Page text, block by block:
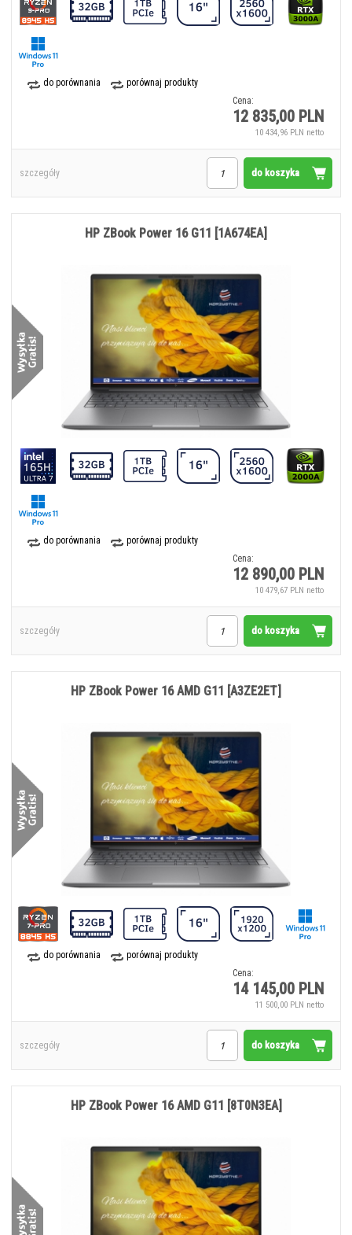
do porównania
porównaj produkty
Cena:
12 835,00 PLN
10 434,96 PLN netto
do koszyka
szczegóły
do porównania
porównaj produkty
Cena:
12 890,00 PLN
10 479,67 PLN netto
HP ZBook Power 16 G11 [1A674EA]
do koszyka
szczegóły
do porównania
porównaj produkty
Cena:
14 145,00 PLN
11 500,00 PLN netto
HP ZBook Power 16 AMD G11 [A3ZE2ET]
do koszyka
szczegóły
HP ZBook Power 16 AMD G11 [8T0N3EA]